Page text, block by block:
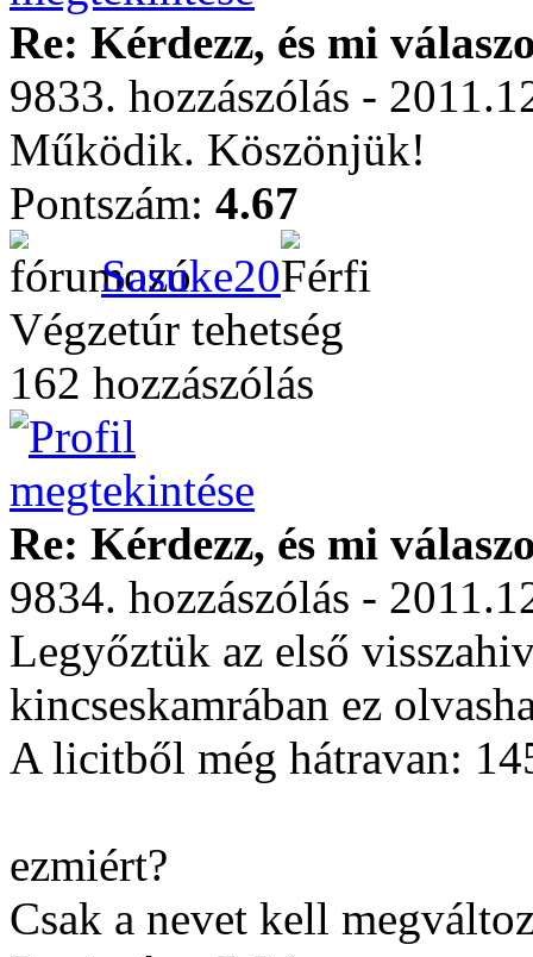
Re: Kérdezz, és mi
9833. hozzászólás -
Működik. Köszönjük!
Pontszám: 4.67
Sasuke20
Végzetúr tehetség
162 hozzászólás
Re: Kérdezz, és mi
9834. hozzászólás -
Legyőztük az első
kincseskamrában ez
A licitből még hátravan:
ezmiért?
Csak a nevet kell